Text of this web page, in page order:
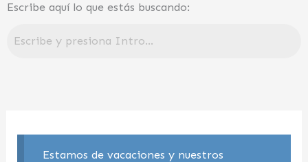
Escribe aquí lo que estás buscando:
Estamos de vacaciones y nuestros